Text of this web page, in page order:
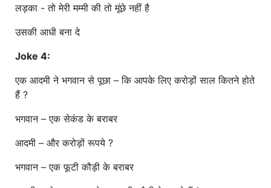
लड़का - तो मेरी मम्मी की तो मूंछे नहीं है
उसकी आधी बना दे
Joke 4:
एक आदमी ने भगवान से पूछा – कि आपके लिए करोड़ों साल कितने होते
हैं ?
भगवान – एक सेकंड के बराबर
आदमी – और करोड़ों रूपये ?
भगवान – एक फूटी कौड़ी के बराबर